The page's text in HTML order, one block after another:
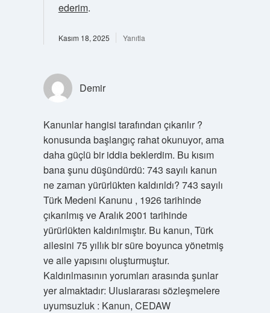
ederim.
Kasım 18, 2025 Yanıtla
Demir
Kanunlar hangisi tarafından çıkarılır ?
konusunda başlangıç rahat okunuyor, ama
daha güçlü bir iddia beklerdim. Bu kısım
bana şunu düşündürdü: 743 sayılı kanun
ne zaman yürürlükten kaldırıldı? 743 sayılı
Türk Medeni Kanunu , 1926 tarihinde
çıkarılmış ve Aralık 2001 tarihinde
yürürlükten kaldırılmıştır. Bu kanun, Türk
ailesini 75 yıllık bir süre boyunca yönetmiş
ve aile yapısını oluşturmuştur.
Kaldırılmasının yorumları arasında şunlar
yer almaktadır: Uluslararası sözleşmelere
uyumsuzluk : Kanun, CEDAW